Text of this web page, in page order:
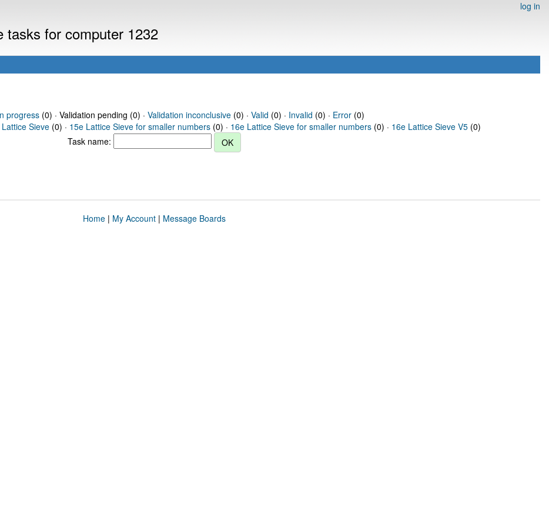
log in
tasks for computer 1232
progress(0) · Validation pending (0) · Validation inconclusive(0) · Valid (0) · Invalid (0) · Error(0)
Sieve (0) · 15e Lattice Sieve for smaller numbers (0) · 16e Lattice Sieve for smaller numbers (0) · 16e Lattice Sieve V5 (0)
Task name:
Home| My Account| Message Boards